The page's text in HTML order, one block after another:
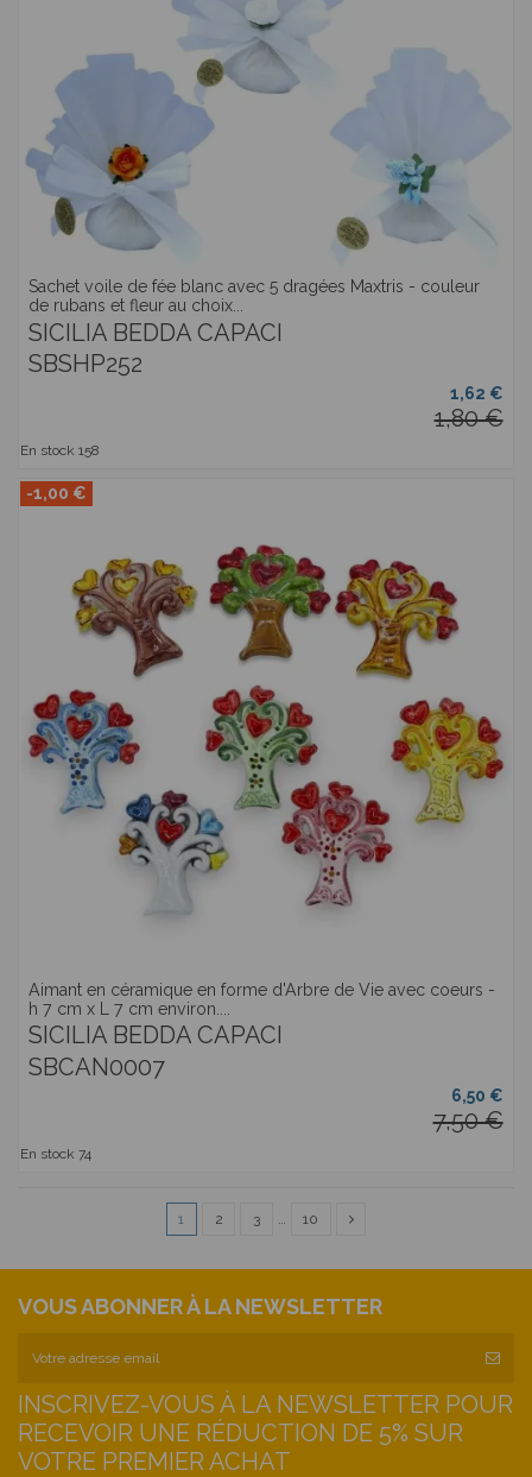
Sachet voile de fée blanc avec 5 dragées Maxtris - couleur
de rubans et fleur au choix...
SICILIA BEDDA CAPACI
SBSHP252
1,62 €
1,80 €
En stock 158
-1,00 €
Aimant en céramique en forme d'Arbre de Vie avec coeurs -
h 7 cm x L 7 cm environ....
SICILIA BEDDA CAPACI
SBCAN0007
6,50 €
7,50 €
En stock 74
1 2 3 10
VOUS ABONNER À LA NEWSLETTER
INSCRIVEZ-VOUS À LA NEWSLETTER POUR
RECEVOIR UNE RÉDUCTION DE 5% SUR
VOTRE PREMIER ACHAT